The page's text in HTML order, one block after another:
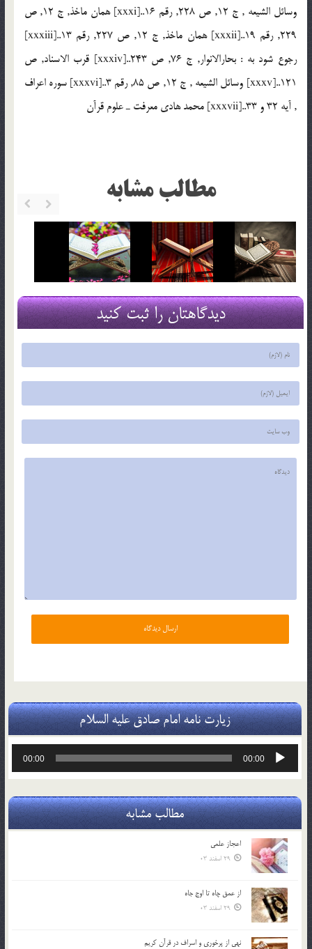
وسائل الشيعه , ج 12, ص 228, رقم 16..[xxxi] همان ماخذ, ج 12, ص
229, رقم 19..[xxxii] همان ماخذ, ج 12, ص 227, رقم 13..[xxxiii]
رجوع شود به : بحارالانوار, ج 76, ص 243..[xxxiv] قرب الاسناد, ص
121..[xxxv] وسائل الشيعه , ج 12, ص 85, رقم 3..[xxxvi] سوره اعراف
, آيه 32 و 33..[xxxvii] محمد هادي معرفت ـ علوم قرآن
مطالب مشابه
دیدگاهتان را ثبت کنید
زیارت نامه امام صادق علیه السلام
پخش‌کننده
00:00
00:00
مطالب مشابه
اعجاز علمی
29 اسفند 03
از عمق چاه تا اوج جاه
29 اسفند 03
نهي از پرخوري و اسراف در قرآن کريم